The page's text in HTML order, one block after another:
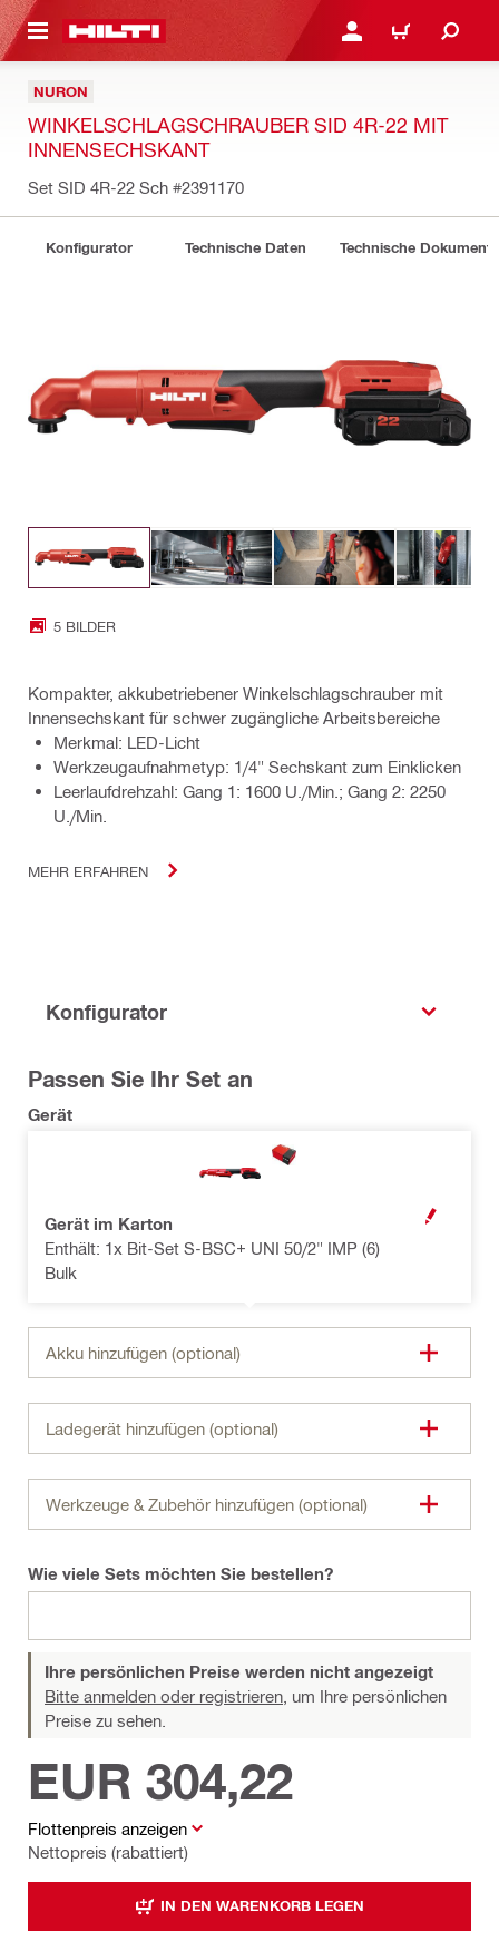
ANMELDEN ODER
WARENKORB
NURON
WINKELSCHLAGSCHRAUBER SID 4R-22 MIT
INNENSECHSKANT
Set SID 4R-22 Sch #2391170
Konfigurator Technische Daten Technische Dokumente
5 BILDER
Kompakter, akkubetriebener Winkelschlagschrauber mit
Innensechskant für schwer zugängliche Arbeitsbereiche
Merkmal: LED-Licht
Werkzeugaufnahmetyp: 1/4" Sechskant zum Einklicken
Leerlaufdrehzahl: Gang 1: 1600 U./Min.; Gang 2: 2250
U./Min.
MEHR ERFAHREN
Konfigurator
Passen Sie Ihr Set an
Gerät
Gerät im Karton
Enthält: 1x Bit-Set S-BSC+ UNI 50/2" IMP (6)
Bulk
OPEN MODAL
Akku hinzufügen (optional)
Ladegerät hinzufügen (optional)
Werkzeuge & Zubehör hinzufügen (optional)
Wie viele Sets möchten Sie bestellen?
Ihre persönlichen Preise werden nicht angezeigt
Bitte anmelden oder registrieren, um Ihre persönlichen
Preise zu sehen.
Flottenpreis anzeigen
Nettopreis (rabattiert)
EUR 304,22
IN DEN WARENKORB LEGEN